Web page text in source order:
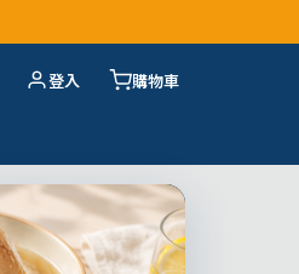
登入 購物車